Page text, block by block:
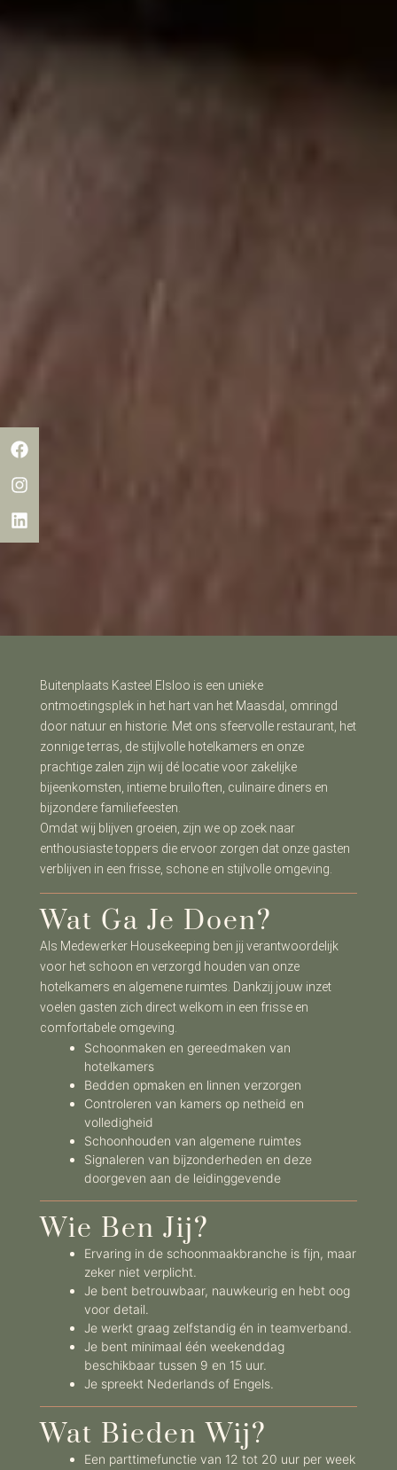
Buitenplaats Kasteel Elsloo is een unieke
ontmoetingsplek in het hart van het Maasdal, omringd
door natuur en historie. Met ons sfeervolle restaurant, het
zonnige terras, de stijlvolle hotelkamers en onze
prachtige zalen zijn wij dé locatie voor zakelijke
bijeenkomsten, intieme bruiloften, culinaire diners en
bijzondere familiefeesten.
Omdat wij blijven groeien, zijn we op zoek naar
enthousiaste toppers die ervoor zorgen dat onze gasten
verblijven in een frisse, schone en stijlvolle omgeving.
Wat Ga Je Doen?
Als Medewerker Housekeeping ben jij verantwoordelijk
voor het schoon en verzorgd houden van onze
hotelkamers en algemene ruimtes. Dankzij jouw inzet
voelen gasten zich direct welkom in een frisse en
comfortabele omgeving.
Schoonmaken en gereedmaken van
hotelkamers
Bedden opmaken en linnen verzorgen
Controleren van kamers op netheid en
volledigheid
Schoonhouden van algemene ruimtes
Signaleren van bijzonderheden en deze
doorgeven aan de leidinggevende
Wie Ben Jij?
Ervaring in de schoonmaakbranche is fijn, maar
zeker niet verplicht.
Je bent betrouwbaar, nauwkeurig en hebt oog
voor detail.
Je werkt graag zelfstandig én in teamverband.
Je bent minimaal één weekenddag
beschikbaar tussen 9 en 15 uur.
Je spreekt Nederlands of Engels.
Wat Bieden Wij?
Een parttimefunctie van 12 tot 20 uur per week